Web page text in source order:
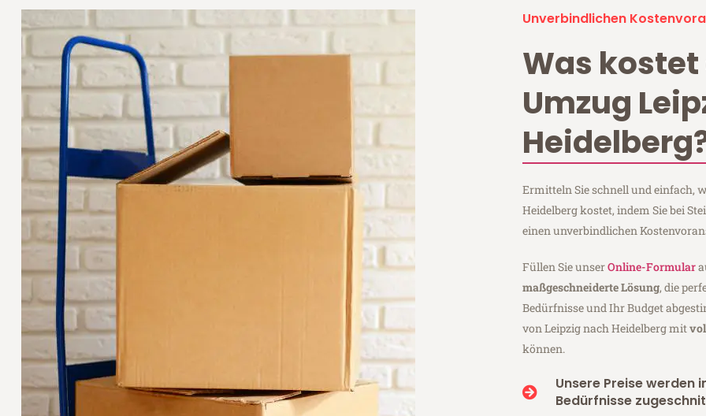
Unverbindlichen
Was kostet
Umzug
Ermitteln Sie schnell und einfach,
Heidelberg kostet, indem Sie bei
einen unverbindlichen
Füllen Sie unserOnline-Formular
maßgeschneiderte Lösung, die
Bedürfnisse und Ihr Budget
von Leipzig nach Heidelberg mit
können.
Unsere Preise werden
Bedürfnisse